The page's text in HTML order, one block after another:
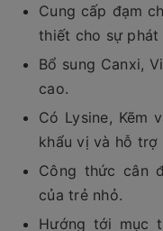
Cung cấp đạm
thiết cho sự phát
Bổ sung Canxi,
cao.
Có Lysine, Kẽm
khẩu vị và hỗ trợ
Công thức cân
của trẻ nhỏ.
Hướng tới mục